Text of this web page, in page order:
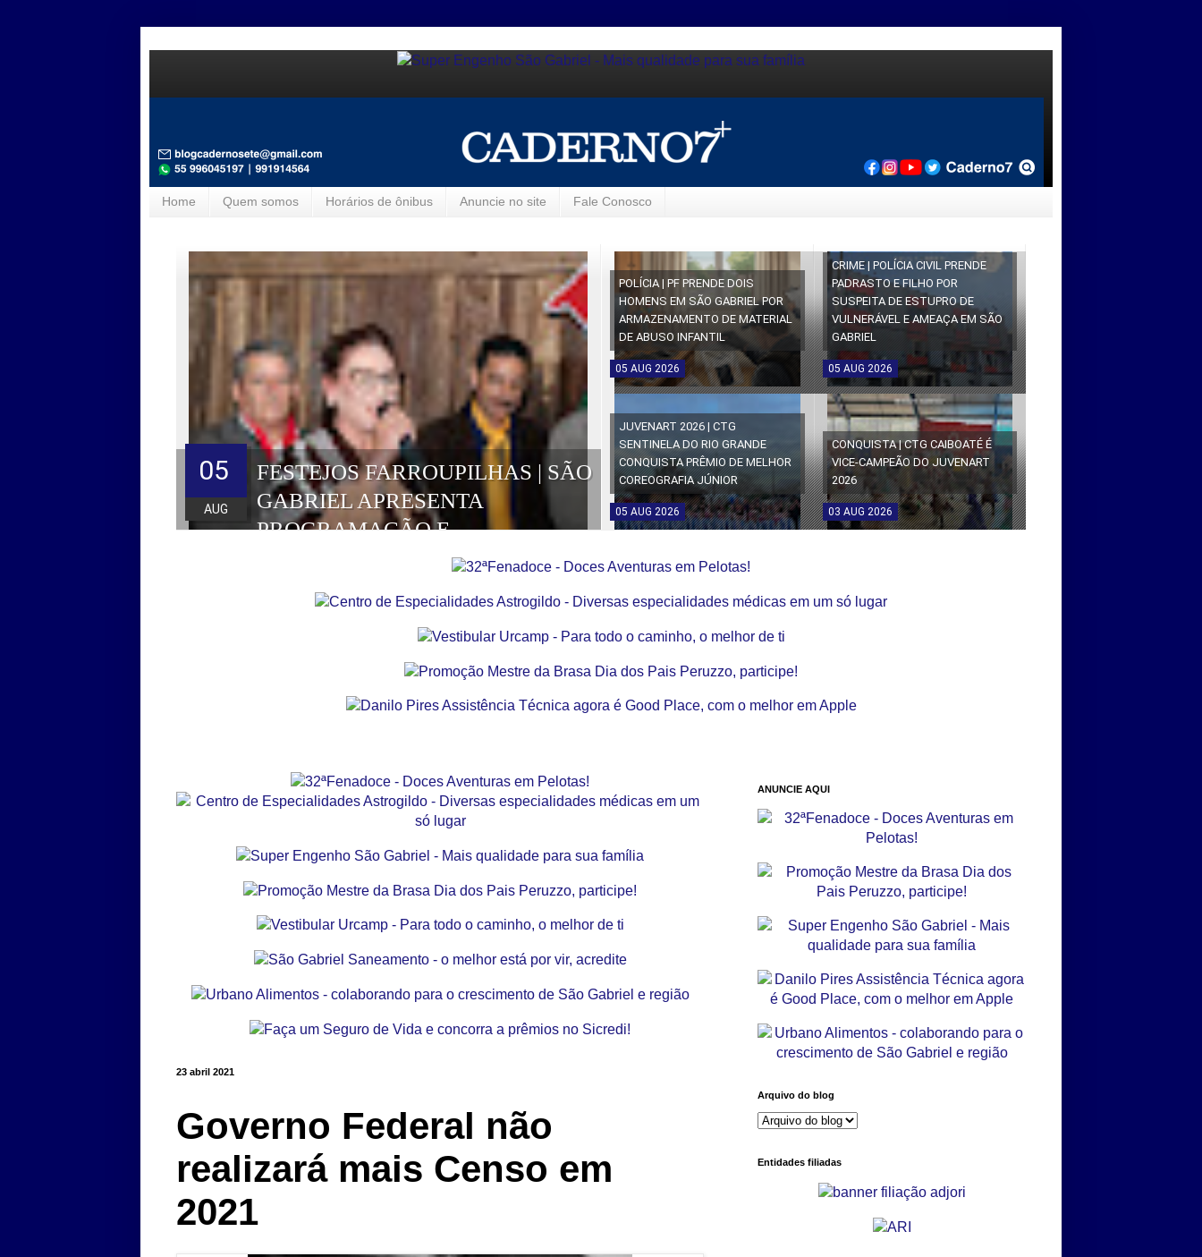
Home Quem somos Horários de ônibus Anuncie no site Fale Conosco
FESTEJOS FARROUPILHAS | SÃO
GABRIEL APRESENTA
PROGRAMAÇÃO E
HOMENAGEADOS DA EDIÇÃO
DE 2026
05
AUG
POLÍCIA | PF PRENDE DOIS
HOMENS EM SÃO GABRIEL POR
ARMAZENAMENTO DE MATERIAL
DE ABUSO INFANTIL
05 AUG 2026
CRIME | POLÍCIA CIVIL PRENDE
PADRASTO E FILHO POR
SUSPEITA DE ESTUPRO DE
VULNERÁVEL E AMEAÇA EM SÃO
GABRIEL
05 AUG 2026
JUVENART 2026 | CTG
SENTINELA DO RIO GRANDE
CONQUISTA PRÊMIO DE MELHOR
COREOGRAFIA JÚNIOR
05 AUG 2026
CONQUISTA | CTG CAIBOATÉ É
VICE-CAMPEÃO DO JUVENART
2026
03 AUG 2026
23 abril 2021
Governo Federal não
realizará mais Censo em
2021
ANUNCIE AQUI
Arquivo do blog
Entidades filiadas